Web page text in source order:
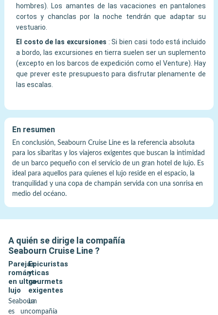
hombres). Los amantes de las vacaciones en pantalones
cortos y chanclas por la noche tendrán que adaptar su
vestuario.
El costo de las excursiones :Si bien casi todo está incluido
a bordo, las excursiones en tierra suelen ser un suplemento
(excepto en los barcos de expedición como el Venture). Hay
que prever este presupuesto para disfrutar plenamente de
las escalas.
En resumen
En conclusión, Seabourn Cruise Line es la referencia absoluta
para los sibaritas y los viajeros exigentes que buscan la intimidad
de un barco pequeño con el servicio de un gran hotel de lujo. Es
ideal para aquellos para quienes el lujo reside en el espacio, la
tranquilidad y una copa de champán servida con una sonrisa en
medio del océano.
A quién se dirige la compañía
Seabourn Cruise Line ?
Parejas
románticas
en ultra-
lujo
Seabourn
es un
Epicuristas
y
gourmets
exigentes
La
compañía